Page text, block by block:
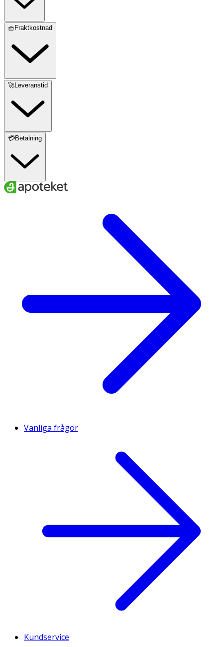
🧺Fraktkostnad
🚀Leveranstid
💳Betalning
Vanliga frågor
Kundservice